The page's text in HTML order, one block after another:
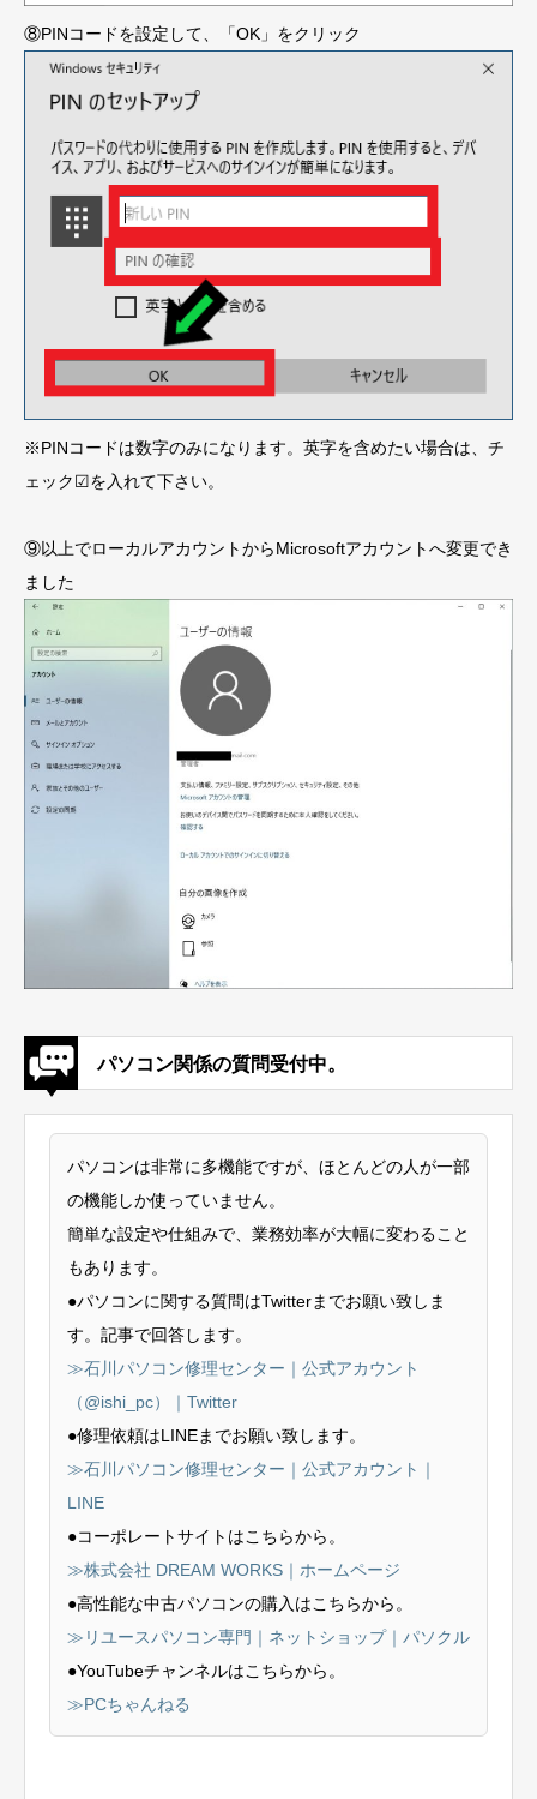
⑧PINコードを設定して、「OK」をクリック
※PINコードは数字のみになります。英字を含めたい場合は、チ
ェック☑を入れて下さい。
⑨以上でローカルアカウントからMicrosoftアカウントへ変更でき
ました
パソコン関係の質問受付中。
パソコンは非常に多機能ですが、ほとんどの人が一部
の機能しか使っていません。
簡単な設定や仕組みで、業務効率が大幅に変わること
もあります。
●パソコンに関する質問はTwitterまでお願い致しま
す。記事で回答します。
≫石川パソコン修理センター｜公式アカウント
（@ishi_pc）｜Twitter
●修理依頼はLINEまでお願い致します。
≫石川パソコン修理センター｜公式アカウント｜
LINE
●コーポレートサイトはこちらから。
≫株式会社 DREAM WORKS｜ホームページ
●高性能な中古パソコンの購入はこちらから。
≫リユースパソコン専門｜ネットショップ｜パソクル
●YouTubeチャンネルはこちらから。
≫PCちゃんねる